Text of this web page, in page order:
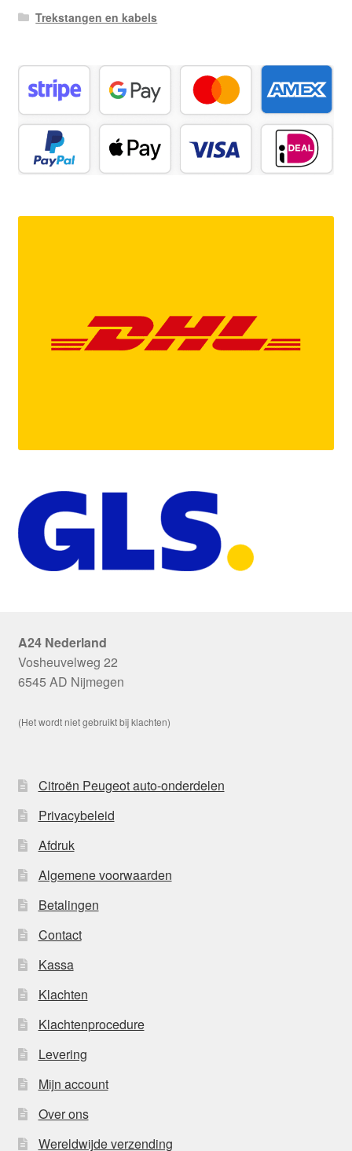
Trekstangen en kabels
A24 Nederland
Vosheuvelweg 22
6545 AD Nijmegen
(Het wordt niet gebruikt bij klachten)
Citroën Peugeot auto-onderdelen
Privacybeleid
Afdruk
Algemene voorwaarden
Betalingen
Contact
Kassa
Klachten
Klachtenprocedure
Levering
Mijn account
Over ons
Wereldwijde verzending